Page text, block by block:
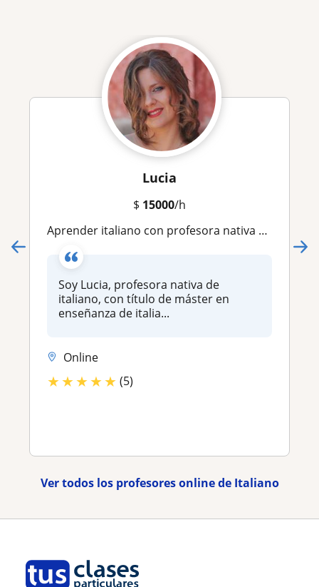
Lucia
$ 15000/h
Aprender italiano con profesora nativa y con experiencia
Soy Lucia, profesora nativa de
italiano, con título de máster en
enseñanza de italia...
Online
★★★★★ (5)
Ver todos los profesores online de Italiano